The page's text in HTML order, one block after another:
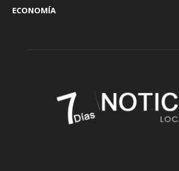
ECONOMÍA